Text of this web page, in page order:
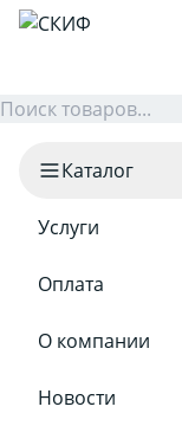
Каталог
Услуги
Оплата
О компании
Новости